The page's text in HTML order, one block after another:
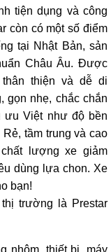
tiện dụng và công
còn có một số điểm
tại Nhật Bản, sản
Châu Âu. Được
thiện và dễ di
gọn nhẹ, chắc chắn
ưu Việt như độ bền
tầm trung và cao
lượng xe giảm
dùng lựa chon. Xe
bạn!
trường là Prestar
nhôm, thiết bị, máy